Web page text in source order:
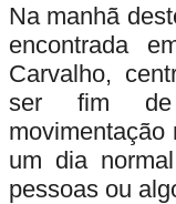
Na manhã
encontrada
Carvalho,
ser fim de
movimentação
um dia
pessoas ou